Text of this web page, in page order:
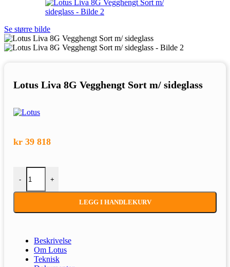
Se større bilde
Lotus Liva 8G Vegghengt Sort m/ sideglass
kr 39 818
-
Lotus Liva 8G Vegghengt Sort m/ sideglass antall
+
LEGG I HANDLEKURV
Beskrivelse
Om Lotus
Teknisk